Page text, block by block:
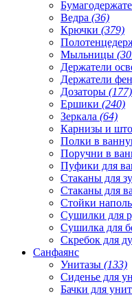
Ведра (36)
Крючки (379)
Мыльницы
Держатели
Держатели
Дозаторы (177)
Ершики (240)
Зеркала (64)
Карнизы и
Полки в
Поручни в
Пуфики для
Стаканы для
Стаканы для
Стойки
Сушилки для
Сушилка для
Скребок для
Санфаянс
Унитазы (133)
Сиденье для
Бачки для